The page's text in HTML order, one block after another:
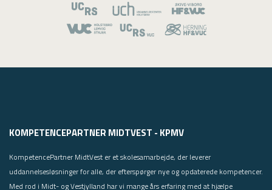
KOMPETENCEPARTNER MIDTVEST - KPMV
KompetencePartner MidtVest er et skolesamarbejde, der leverer
uddannelsesløsninger for alle, der efterspørger nye og opdaterede kompetencer.
Med rod i Midt- og Vestjylland har vi mange års erfaring med at hjælpe